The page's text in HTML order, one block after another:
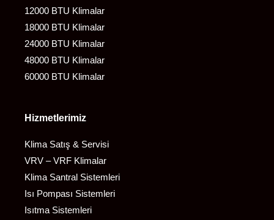
12000 BTU Klimalar
18000 BTU Klimalar
24000 BTU Klimalar
48000 BTU Klimalar
60000 BTU Klimalar
Hizmetlerimiz
Klima Satış & Servisi
VRV – VRF Klimalar
Klima Santral Sistemleri
Isı Pompası Sistemleri
Isıtma Sistemleri